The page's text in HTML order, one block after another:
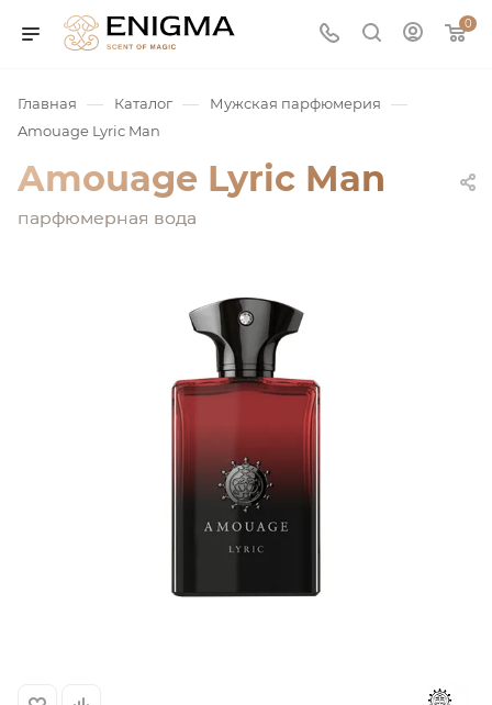
0
Главная — Каталог — Мужская парфюмерия —
Amouage Lyric Man
Amouage Lyric Man
парфюмерная вода